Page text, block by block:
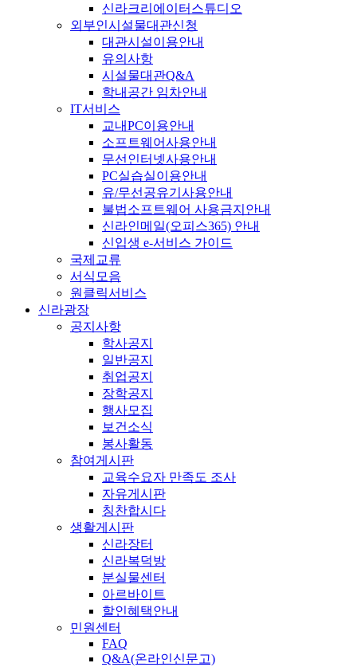
신라크리에이터스튜디오
외부인시설물대관신청
대관시설이용안내
유의사항
시설물대관Q&A
학내공간 임차안내
IT서비스
교내PC이용안내
소프트웨어사용안내
무선인터넷사용안내
PC실습실이용안내
유/무선공유기사용안내
불법소프트웨어 사용금지안내
신라인메일(오피스365) 안내
신입생 e-서비스 가이드
국제교류
서식모음
원클릭서비스
신라광장
공지사항
학사공지
일반공지
취업공지
장학공지
행사모집
보건소식
봉사활동
참여게시판
교육수요자 만족도 조사
자유게시판
칭찬합시다
생활게시판
신라장터
신라복덕방
분실물센터
아르바이트
할인혜택안내
민원센터
FAQ
Q&A(온라인신문고)